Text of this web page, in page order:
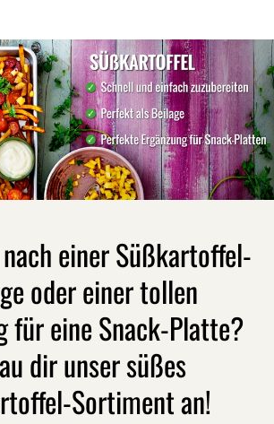
einer Süßkartoffel-
oder einer tollen
für eine Snack-Platte?
dir unser süßes
Sortiment an!